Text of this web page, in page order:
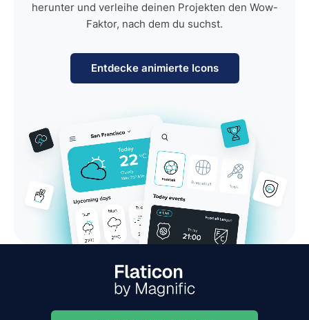
herunter und verleihe deinen Projekten den Wow-
Faktor, nach dem du suchst.
Entdecke animierte Icons